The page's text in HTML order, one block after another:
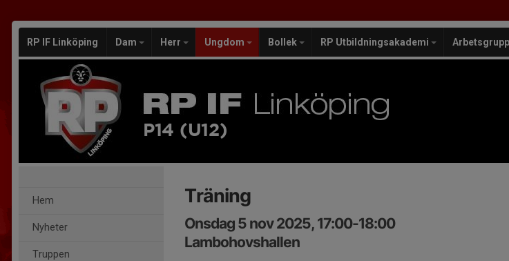
RP IF Linköping Dam Herr Ungdom Bollek RP Utbildningsakademi
P14 (U12)
Hem
Nyheter
Truppen
Träning
Onsdag 5 nov 2025, 17:00-18:00
Lambohovshallen